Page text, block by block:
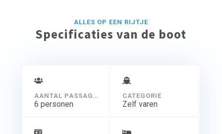
ALLES OP EEN RIJTJE
Specificaties van de boot
AANTAL PASSAGIERS
6 personen
CATEGORIE
Zelf varen